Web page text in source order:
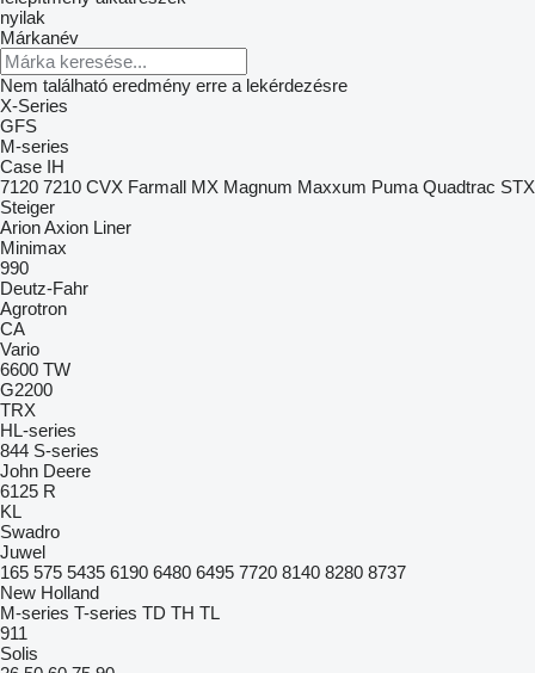
nyilak
Márkanév
Nem található eredmény erre a lekérdezésre
X-Series
GFS
M-series
Case IH
7120 7210 CVX Farmall MX Magnum Maxxum Puma Quadtrac STX
Steiger
ArionAxion Liner
Minimax
990
Deutz-Fahr
Agrotron
CA
Vario
6600 TW
G2200
TRX
HL-series
844 S-series
John Deere
6125 R
KL
Swadro
Juwel
165 575 5435 6190 6480 6495 7720 8140 8280 8737
New Holland
M-series T-series TD TH TL
911
Solis